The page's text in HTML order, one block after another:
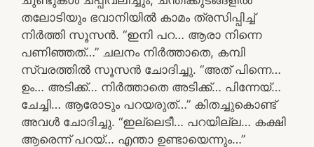
തലോടിയും ഭവാനിയിൽ കാമം ത്രസിപ്പിച്ച്
നിർത്തി സൂസൻ. “ഇനി പറ… ആരാ നിന്നെ
പണിഞ്ഞത്…” ചലനം നിർത്താതെ, കമ്പി
സ്വരത്തിൽ സൂസൻ ചോദിച്ചു. “അത് പിന്നെ…
ഉം… അടിക്ക്… നിർത്താതെ അടിക്ക്… പിന്നേയ്…
ചേച്ചി… ആരോടും പറയരുത്…” കിതച്ചുകൊണ്ട്
അവൾ ചോദിച്ചു. “ഇല്ലെടീ… പറയില്ല… കക്ഷി
ആരെന്ന് പറയ്‌… എന്താ ഉണ്ടായെന്നും…”